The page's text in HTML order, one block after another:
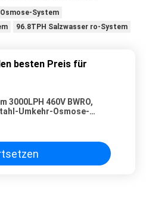
System
96.8TPH Salzwasser ro-System
besten Preis für
3000LPH 460V BWRO,
Umkehr-Osmose-